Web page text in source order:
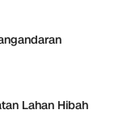
Lahan Hibah